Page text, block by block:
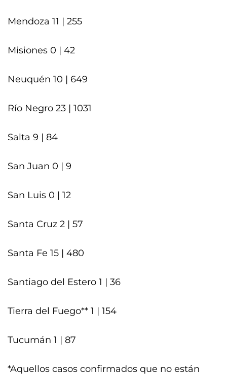
Mendoza 11 | 255
Misiones 0 | 42
Neuquén 10 | 649
Río Negro 23 | 1031
Salta 9 | 84
San Juan 0 | 9
San Luis 0 | 12
Santa Cruz 2 | 57
Santa Fe 15 | 480
Santiago del Estero 1 | 36
Tierra del Fuego** 1 | 154
Tucumán 1 | 87
*Aquellos casos confirmados que no están